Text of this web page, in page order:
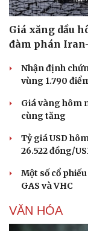
Giá xăng dầu
đàm phán
Nhận định
vùng 1.790
Giá vàng hôm
cùng tăng
Tỷ giá USD
26.522 đồng/
Một số cổ
GAS và VHC
VĂN HÓA